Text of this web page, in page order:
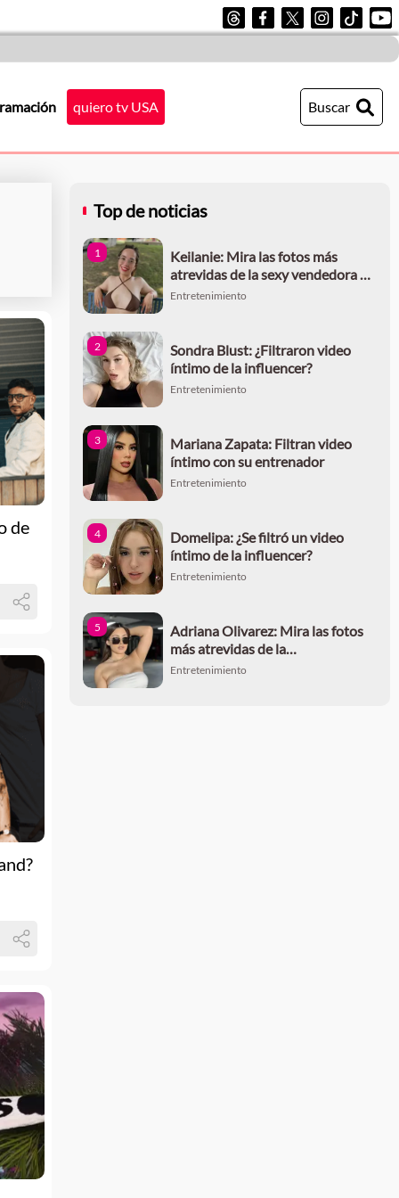
quiero tv USA Buscar
de
Top de noticias
1
Keilanie: Mira las fotos más
atrevidas de la sexy vendedora de
pays
Entretenimiento
2
Sondra Blust: ¿Filtraron video
íntimo de la influencer?
Entretenimiento
3
Mariana Zapata: Filtran video
íntimo con su entrenador
Entretenimiento
4
Domelipa: ¿Se filtró un video
íntimo de la influencer?
Entretenimiento
5
Adriana Olivarez: Mira las fotos
más atrevidas de la
mexicoamericana que triunfa en
Entretenimiento